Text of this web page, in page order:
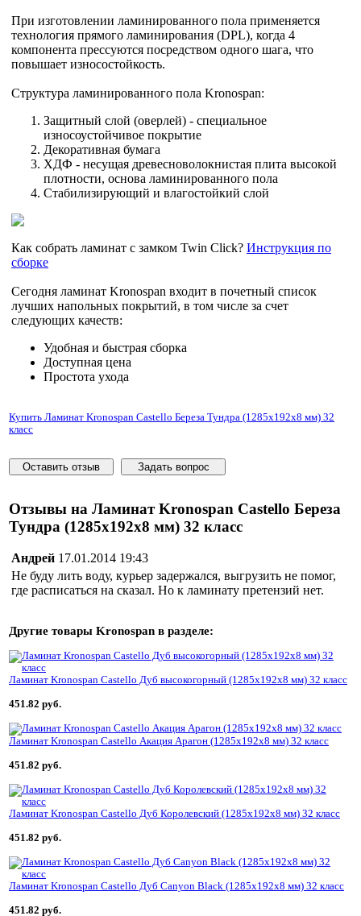
При изготовлении ламинированного пола применяется
технология прямого ламинирования (DPL), когда 4
компонента прессуются посредством одного шага, что
повышает износостойкость.
Структура ламинированного пола Kronospan:
Защитный слой (оверлей) - специальное
износоустойчивое покрытие
Декоративная бумага
ХДФ - несущая древесноволокнистая плита высокой
плотности, основа ламинированного пола
Стабилизирующий и влагостойкий слой
Как собрать ламинат с замком Twin Click? Инструкция по
сборке
Сегодня ламинат Kronospan входит в почетный список
лучших напольных покрытий, в том числе за счет
следующих качеств:
Удобная и быстрая сборка
Доступная цена
Простота ухода
Купить Ламинат Kronospan Castello Береза Тундра (1285x192x8 мм) 32
класс
Оставить отзыв Задать вопрос
Отзывы на Ламинат Kronospan Castello Береза
Тундра (1285x192x8 мм) 32 класс
Андрей 17.01.2014 19:43
Не буду лить воду, курьер задержался, выгрузить не помог,
где расписаться на сказал. Но к ламинату претензий нет.
Другие товары Kronospan в разделе:
Ламинат Kronospan Castello Дуб высокогорный (1285x192x8 мм) 32 класс
451.82 руб.
Ламинат Kronospan Castello Акация Арагон (1285x192x8 мм) 32 класс
451.82 руб.
Ламинат Kronospan Castello Дуб Королевский (1285x192x8 мм) 32 класс
451.82 руб.
Ламинат Kronospan Castello Дуб Canyon Black (1285x192x8 мм) 32 класс
451.82 руб.